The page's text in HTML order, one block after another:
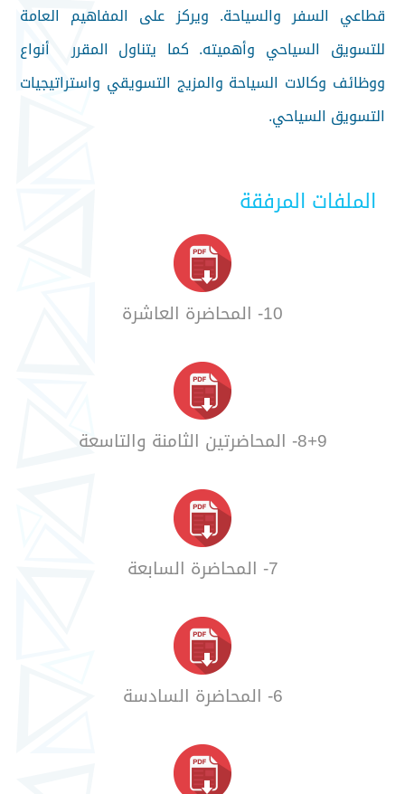
قطاعي السفر والسياحة. ويركز على المفاهيم العامة
للتسويق السياحي وأهميته. كما يتناول المقرر أنواع
ووظائف وكالات السياحة والمزيج التسويقي واستراتيجيات
التسويق السياحي.
الملفات المرفقة
10- المحاضرة العاشرة
8+9- المحاضرتين الثامنة والتاسعة
7- المحاضرة السابعة
6- المحاضرة السادسة